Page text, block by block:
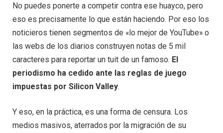
No puedes ponerte a competir contra ese huayco, pero
eso es precisamente lo que están haciendo. Por eso los
noticieros tienen segmentos de «lo mejor de YouTube» o
las webs de los diarios construyen notas de 5 mil
caracteres para reportar un tuit de un famoso. El
periodismo ha cedido ante las reglas de juego
impuestas por Silicon Valley.
Y eso, en la práctica, es una forma de censura. Los
medios masivos, aterrados por la migración de su